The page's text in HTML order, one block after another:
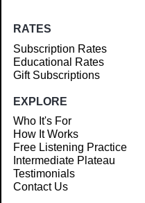
RATES
Subscription Rates
Educational Rates
Gift Subscriptions
EXPLORE
Who It's For
How It Works
Free Listening Practice
Intermediate Plateau
Testimonials
Contact Us